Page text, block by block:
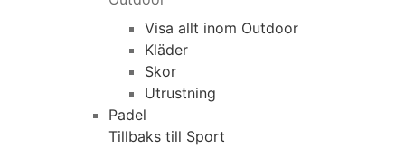
Visa allt inom Outdoor
Kläder
Skor
Utrustning
Padel
Tillbaks till Sport